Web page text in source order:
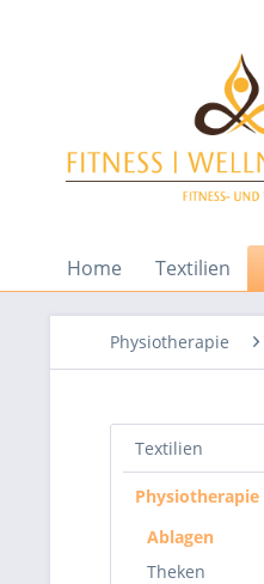
Home Textilien
Physiotherapie
Textilien
Physiotherapie
Ablagen
Theken